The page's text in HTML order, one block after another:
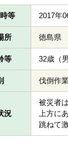
等 2017年
所 徳島県
等 32歳（
伐倒作業
況
被災者
上方に
跳ねて